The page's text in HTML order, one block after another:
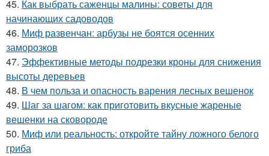
45. Как выбрать саженцы малины: советы для
начинающих садоводов
46. Миф развенчан: арбузы не боятся осенних
заморозков
47. Эффективные методы подрезки кроны для снижения
высоты деревьев
48. В чем польза и опасность варения лесных вешенок
49. Шаг за шагом: как приготовить вкусные жареные
вешенки на сковороде
50. Миф или реальность: откройте тайну ложного белого
гриба